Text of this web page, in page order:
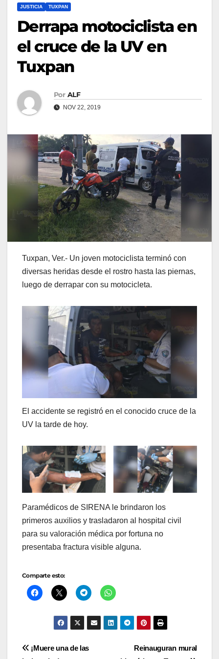
JUSTICIA TUXPAN
Derrapa motociclista en
el cruce de la UV en
Tuxpan
Por ALF
NOV 22, 2019
Tuxpan, Ver.- Un joven motociclista terminó con
diversas heridas desde el rostro hasta las piernas,
luego de derrapar con su motocicleta.
El accidente se registró en el conocido cruce de la
UV la tarde de hoy.
Paramédicos de SIRENA le brindaron los
primeros auxilios y trasladaron al hospital civil
para su valoración médica por fortuna no
presentaba fractura visible alguna.
Comparte esto:
Navegación
Reinauguran mural
¡Muere una de las